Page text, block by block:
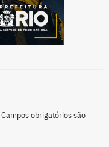
Campos obrigatórios são